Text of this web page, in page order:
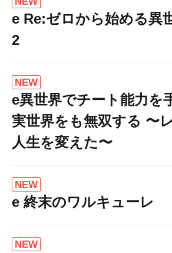
e Re:ゼロから始める異
2
NEW
e異世界でチート能力を
実世界をも無双する 〜
人生を変えた〜
NEW
e 終末のワルキューレ
NEW